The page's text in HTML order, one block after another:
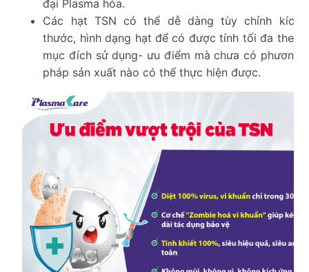
đại Plasma hóa.
Các hạt TSN có thể dễ dàng tùy chỉnh kích
thước, hình dạng hạt để có được tính tối đa theo
mục đích sử dụng- ưu điểm mà chưa có phương
pháp sản xuất nào có thể thực hiện được.